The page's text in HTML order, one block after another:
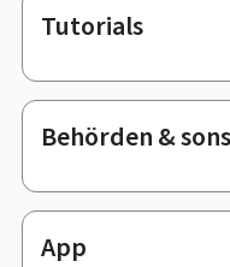
Tutorials
Behörden &
App